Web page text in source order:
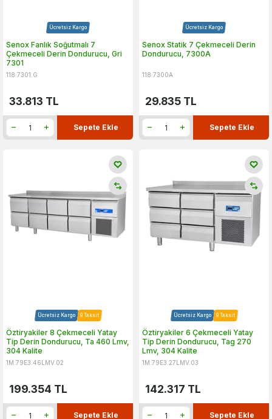
Ücretsiz Kargo
Senox Fanlık Soğutmalı 7
Çekmeceli Derin Dondurucu, Gri
7301
118.7301.G
33.813 TL
Sepete Ekle
Ücretsiz Kargo
Senox Statik 7 Çekmeceli Derin
Dondurucu, 7300A
118.7300A
29.835 TL
Sepete Ekle
Ücretsiz Kargo 9 Taksit
Öztiryakiler 8 Çekmeceli Yatay
Tip Derin Dondurucu, Ta 460 Lmv,
304 Kalite
1M.79E3.46LMV.02
199.354 TL
Sepete Ekle
Ücretsiz Kargo 9 Taksit
Öztiryakiler 6 Çekmeceli Yatay
Tip Derin Dondurucu, Tag 270
Lmv, 304 Kalite
1M.79E3.27LMV.03
142.317 TL
Sepete Ekle